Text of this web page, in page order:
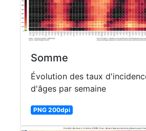
Somme
Évolution des taux
d'âges par semaine
PNG 200dpi